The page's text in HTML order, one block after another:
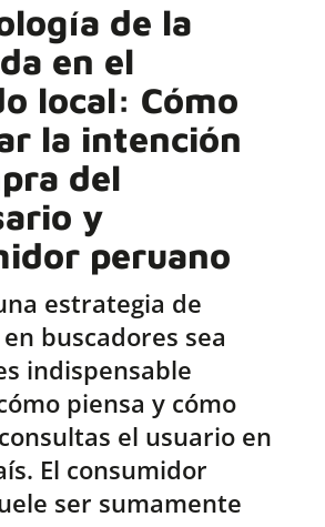
de la
en el
local: Cómo
la intención
del
y
peruano
estrategia de
buscadores sea
indispensable
piensa y cómo
el usuario en
El consumidor
ser sumamente